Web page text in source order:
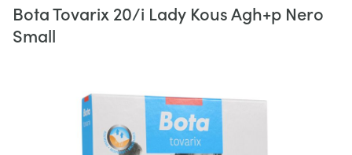
Bota Tovarix 20/i Lady Kous Agh+p Nero
Small